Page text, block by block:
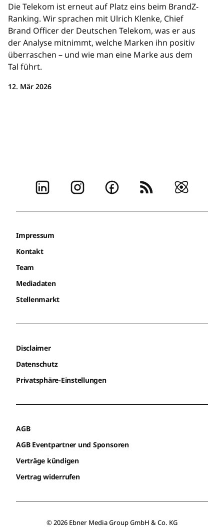
Die Telekom ist erneut auf Platz eins beim BrandZ-
Ranking. Wir sprachen mit Ulrich Klenke, Chief
Brand Officer der Deutschen Telekom, was er aus
der Analyse mitnimmt, welche Marken ihn positiv
überraschen – und wie man eine Marke aus dem
Tal führt.
12. Mär 2026
Impressum
Kontakt
Team
Mediadaten
Stellenmarkt
Disclaimer
Datenschutz
Privatsphäre-Einstellungen
AGB
AGB Eventpartner und Sponsoren
Verträge kündigen
Vertrag widerrufen
© 2026 Ebner Media Group GmbH & Co. KG